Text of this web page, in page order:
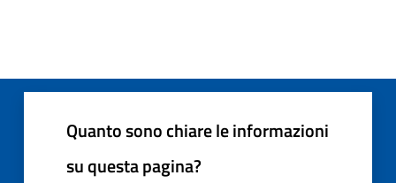
Quanto sono chiare le informazioni
su questa pagina?